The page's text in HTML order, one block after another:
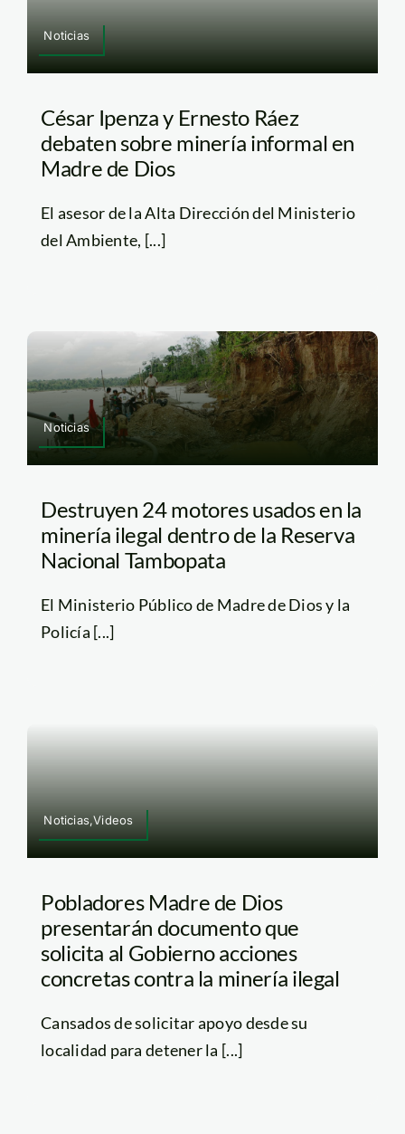
Noticias
César Ipenza y Ernesto Ráez
debaten sobre minería informal en
Madre de Dios
El asesor de la Alta Dirección del Ministerio
del Ambiente, [...]
Noticias
Destruyen 24 motores usados en la
minería ilegal dentro de la Reserva
Nacional Tambopata
El Ministerio Público de Madre de Dios y la
Policía [...]
Noticias,Videos
Pobladores Madre de Dios
presentarán documento que
solicita al Gobierno acciones
concretas contra la minería ilegal
Cansados de solicitar apoyo desde su
localidad para detener la [...]